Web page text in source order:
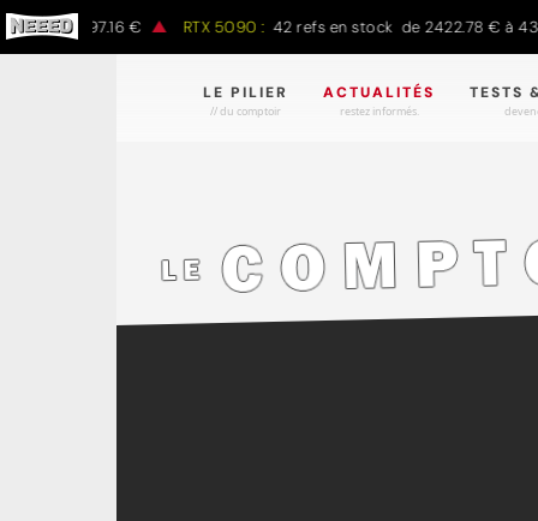
à 1497.16 € RTX 5090 : 42 refs en stock de 2422.78 € à
LE PILIER
// du comptoir
ACTUALITÉS
restez informés.
TESTS